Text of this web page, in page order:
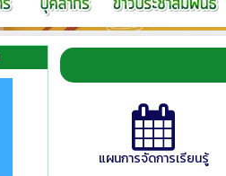
แผนการจัดการเรียนรู้